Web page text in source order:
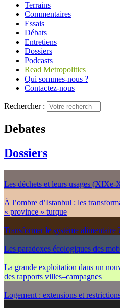
Terrains
Commentaires
Essais
Débats
Entretiens
Dossiers
Podcasts
Read Metropolitics
Qui sommes-nous ?
Contactez-nous
Rechercher :
Debates
Dossiers
Les déchets et leurs usages (XIXe-
À l’ombre d’Istanbul : les
« province » turque
Transformer le système alimentaire
Les paradoxes écologiques des
La grande exploitation dans un
des rapports villes–campagnes
Logement : extensions et